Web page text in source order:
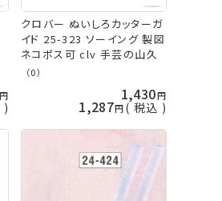
クロバー ぬいしろカッターガ
イド 25-323 ソーイング 製図
ネコポス可 clv 手芸の山久
（0）
1,430
1,287 税込